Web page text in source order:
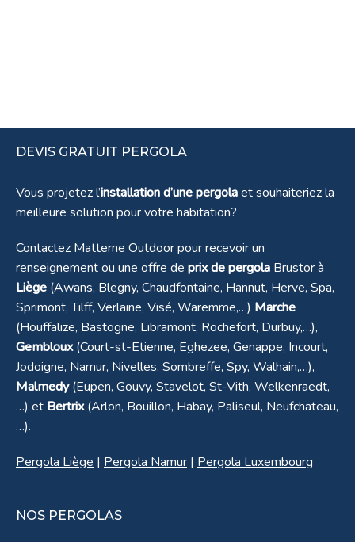
DEVIS GRATUIT PERGOLA
Vous projetez l’installation d’une pergolaet souhaiteriez la
meilleure solution pour votre habitation?
Contactez Matterne Outdoor pour recevoir un
renseignement ou une offre de prix de pergola Brustor à
Liège (Awans, Blegny, Chaudfontaine, Hannut, Herve, Spa,
Sprimont, Tilff, Verlaine, Visé, Waremme,…) Marche
(Houffalize, Bastogne, Libramont, Rochefort, Durbuy,…),
Gembloux(Court-st-Etienne, Eghezee, Genappe, Incourt,
Jodoigne, Namur, Nivelles, Sombreffe, Spy, Walhain,…),
Malmedy(Eupen, Gouvy, Stavelot, St-Vith, Welkenraedt,
…) et Bertrix(Arlon, Bouillon, Habay, Paliseul, Neufchateau,
…).
Pergola Liège | Pergola Namur | Pergola Luxembourg
NOS PERGOLAS